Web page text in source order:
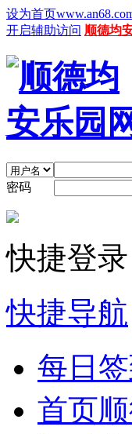
设为首页
开启辅助访问 顺德均
密码
快捷登录
快捷导航
每日签
首页